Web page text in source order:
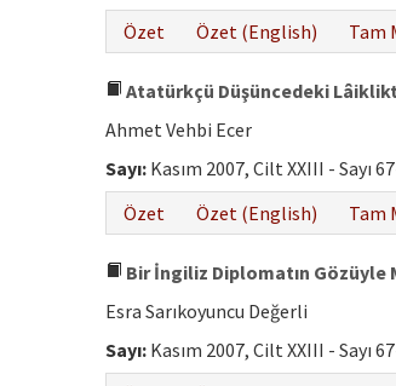
Özet
Özet (English) Tam
Atatürkçü Düşüncedeki
Ahmet Vehbi Ecer
Sayı: Kasım 2007, Cilt XXIII - Sayı
Özet
Özet (English) Tam
Bir İngiliz Diplomatın
Esra Sarıkoyuncu Değerli
Sayı: Kasım 2007, Cilt XXIII - Sayı